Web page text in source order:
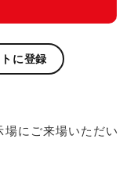
に登録
にご来場いただい